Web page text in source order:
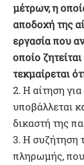
μέτρων, η
αποδοχή της
εργασία που
οποίο
τεκμαίρεται
2. Η αίτηση
υποβάλλεται
δικαστή της
3. Η συζήτηση
πληρωμής, που